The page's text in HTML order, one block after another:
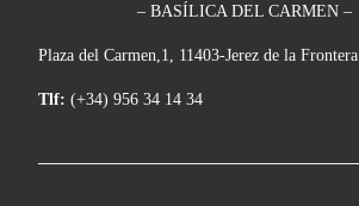
– BASÍLICA DEL CARMEN –
Plaza del Carmen,1, 11403-Jerez de la Frontera.
Tlf: (+34) 956 34 14 34